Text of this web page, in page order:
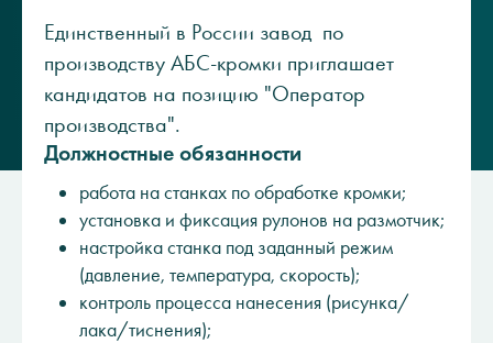
Единственный в России завод по
производству АБС-кромки приглашает
кандидатов на позицию "Оператор
производства".
Должностные обязанности
работа на станках по обработке кромки;
установка и фиксация рулонов на размотчик;
настройка станка под заданный режим
(давление, температура, скорость);
контроль процесса нанесения (рисунка/
лака/тиснения);